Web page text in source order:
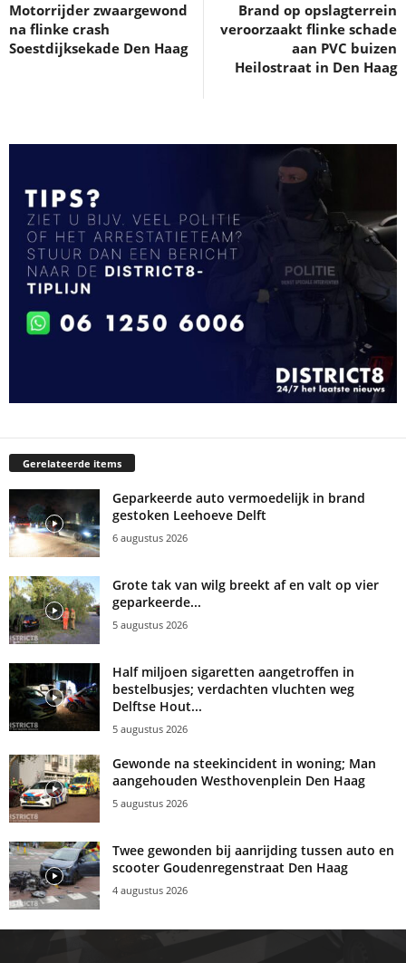
Motorrijder zwaargewond
na flinke crash
Soestdijksekade Den Haag
Brand op opslagterrein
veroorzaakt flinke schade
aan PVC buizen
Heilostraat in Den Haag
Gerelateerde items
Geparkeerde auto vermoedelijk in brand
gestoken Leehoeve Delft
6 augustus 2026
Grote tak van wilg breekt af en valt op vier
geparkeerde...
5 augustus 2026
Half miljoen sigaretten aangetroffen in
bestelbusjes; verdachten vluchten weg
Delftse Hout...
5 augustus 2026
Gewonde na steekincident in woning; Man
aangehouden Westhovenplein Den Haag
5 augustus 2026
Twee gewonden bij aanrijding tussen auto en
scooter Goudenregenstraat Den Haag
4 augustus 2026